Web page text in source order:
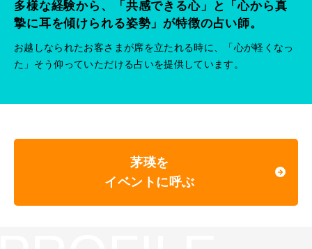
多様な経験から、「共感できる心」と「心から真
摯に耳を傾けられる姿勢」が特徴の占い師。
お越しなられたお客さまが席を立たれる時に、「心が軽くなっ
た」そう仰っていただける占いを提供しています。
茅瑛を
イベントに呼ぶ